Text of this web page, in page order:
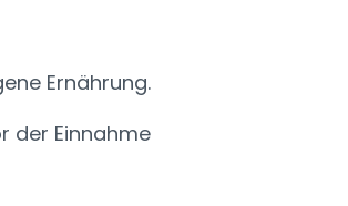
Ernährung.
der Einnahme